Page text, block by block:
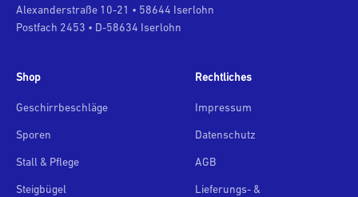
Alexanderstraße 10-21 • 58644 Iserlohn
Postfach 2453 • D-58634 Iserlohn
Shop
Geschirrbeschläge
Sporen
Stall & Pflege
Steigbügel
Rechtliches
Impressum
Datenschutz
AGB
Lieferungs- &